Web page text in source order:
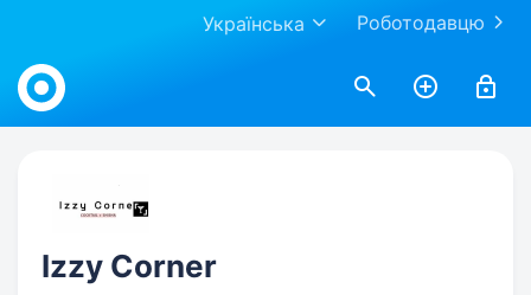
Роботодавцю
Українська
Work.ua
Izzy Corner